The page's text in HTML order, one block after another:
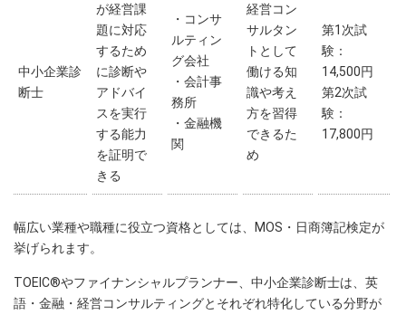
中小企業診
断士
が経営課
題に対応
するため
に診断や
アドバイ
スを実行
する能力
を証明で
きる
・コンサ
ルティン
グ会社
・会計事
務所
・金融機
関
経営コン
サルタン
トとして
働ける知
識や考え
方を習得
できるた
め
第1次試
験：
14,500円
第2次試
験：
17,800円
幅広い業種や職種に役立つ資格としては、MOS・日商簿記検定が
挙げられます。
TOEIC®やファイナンシャルプランナー、中小企業診断士は、英
語・金融・経営コンサルティングとそれぞれ特化している分野が